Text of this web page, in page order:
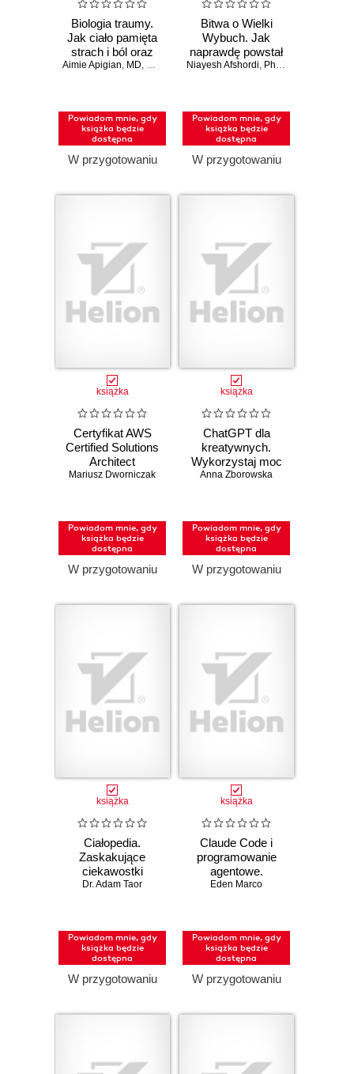
Biologia traumy.
Jak ciało pamięta
strach i ból oraz
jak przywrócić mu
Aimie Apigian, MD, Gabor Maté,MD
Powiadom mnie, gdy
książka będzie
dostępna
W przygotowaniu
Bitwa o Wielki
Wybuch. Jak
naprawdę powstał
Wszechświat
Niayesh Afshordi, Phil Halper
Powiadom mnie, gdy
książka będzie
dostępna
W przygotowaniu
książka
Certyfikat AWS
Certified Solutions
Architect
Associate.
projektowania w
chmurze i
skuteczne
egzaminu SAA-
Mariusz Dworniczak
Powiadom mnie, gdy
książka będzie
dostępna
W przygotowaniu
książka
ChatGPT dla
kreatywnych.
Wykorzystaj moc
AI w codziennych
Anna Zborowska
Powiadom mnie, gdy
książka będzie
dostępna
W przygotowaniu
książka
Ciałopedia.
Zaskakujące
ciekawostki
anatomiczne
Dr. Adam Taor
Powiadom mnie, gdy
książka będzie
dostępna
W przygotowaniu
książka
Claude Code i
programowanie
agentowe.
Przewodnik
agentowych
Eden Marco
Powiadom mnie, gdy
książka będzie
dostępna
W przygotowaniu